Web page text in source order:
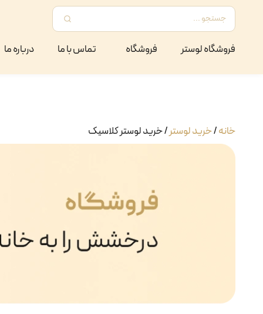
فروشگاه لوستر
فروشگاه تماس با ما درباره ما
خانه/خرید لوستر/خرید لوستر کلاسیک